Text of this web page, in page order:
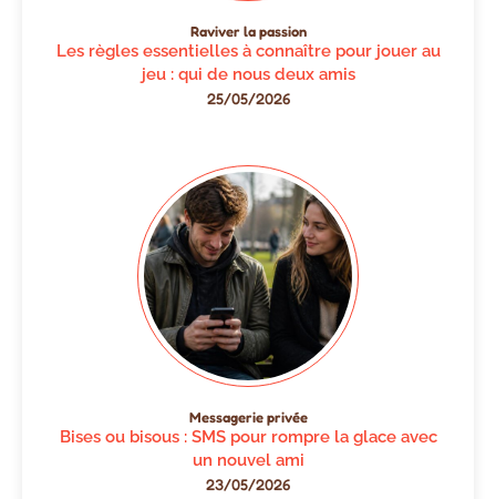
Raviver la passion
Les règles essentielles à connaître pour jouer au
jeu : qui de nous deux amis
25/05/2026
Messagerie privée
Bises ou bisous : SMS pour rompre la glace avec
un nouvel ami
23/05/2026